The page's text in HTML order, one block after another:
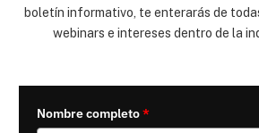
boletín informativo, te enterarás de
webinars e intereses dentro de la
Nombre completo*